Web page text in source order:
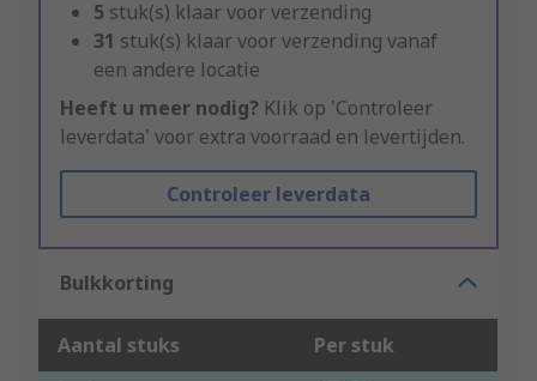
5 stuk(s) klaar voor verzending
31 stuk(s) klaar voor verzending vanaf
een andere locatie
Heeft u meer nodig? Klik op 'Controleer
leverdata' voor extra voorraad en levertijden.
Controleer leverdata
Bulkkorting
Aantal stuks Per stuk